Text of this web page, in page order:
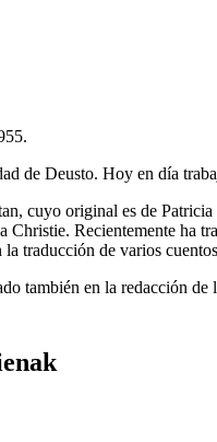
de Deusto. Hoy en día
cuyo original es de
Recientemente ha
traducción de varios
también en la redacción